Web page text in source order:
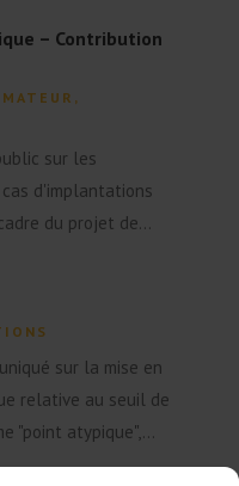
– Contribution
,
sur les
d'implantations
du projet de...
sur la mise en
relative au seuil de
"point atypique",...